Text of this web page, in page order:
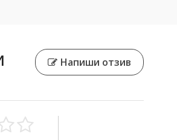
Напиши отзив